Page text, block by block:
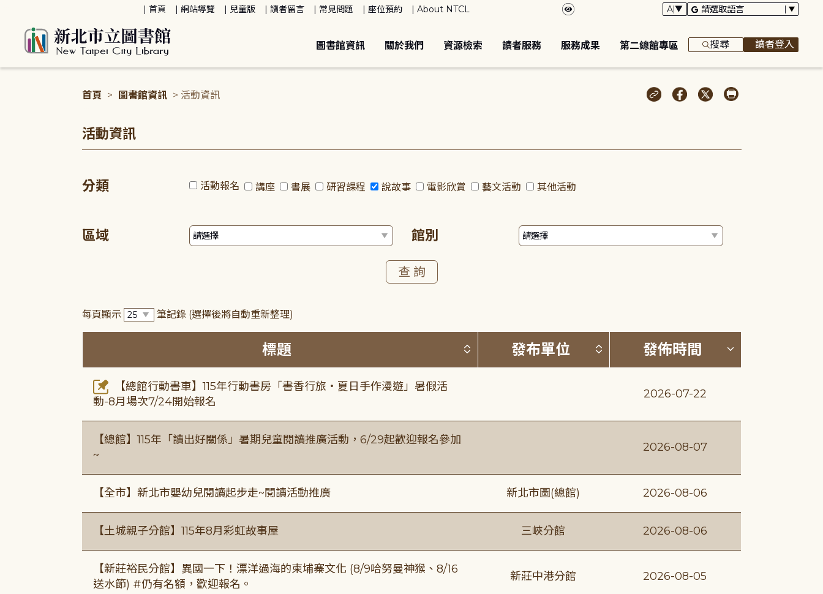
首頁 網站導覽 兒童版 讀者留言 常見問題 座位預約 About NTCL
圖書館資訊 關於我們 資源檢索 讀者服務 服務成果 第二總館專區 搜尋 讀者登入
首頁 > 圖書館資訊 > 活動資訊
活動資訊
分類 活動報名 講座 書展 研習課程 說故事 電影欣賞 藝文活動 其他活動
區域 館別
每頁顯示 筆記錄 (選擇後將自動重新整理)
標題 按標題排序 (升降冪)
發布單位 按發布單位排序 (升降冪)
發佈時間 按發佈時間
【總館行動書車】115年行動書房「書香行旅・夏日手作漫遊」暑假活
動-8月場次7/24開始報名
2026-07-22
【總館】115年「讀出好關係」暑期兒童閱讀推廣活動，6/29起歡迎報名參加
~
2026-08-07
【全市】新北市嬰幼兒閱讀起步走~閱讀活動推廣 新北市圖(總館) 2026-08-06
【土城親子分館】115年8月彩虹故事屋 三峽分館 2026-08-06
【新莊裕民分館】異國一下！漂洋過海的柬埔寨文化 (8/9哈努曼神猴、8/16
送水節) #仍有名額，歡迎報名。
新莊中港分館 2026-08-05